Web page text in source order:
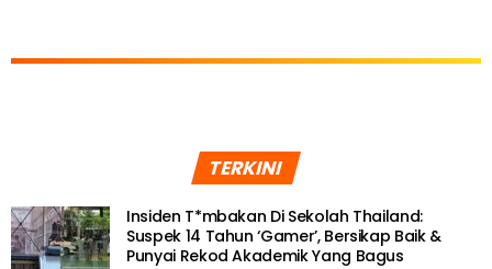
TERKINI
Insiden T*mbakan Di Sekolah Thailand:
Suspek 14 Tahun ‘Gamer’, Bersikap Baik &
Punyai Rekod Akademik Yang Bagus